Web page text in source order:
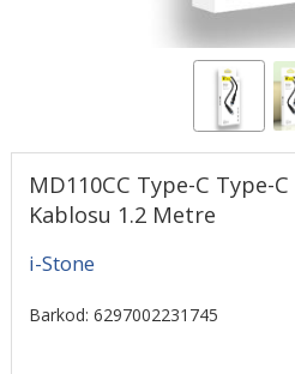
MD110CC Type-C Type-C
Kablosu 1.2 Metre
i-Stone
Barkod: 6297002231745